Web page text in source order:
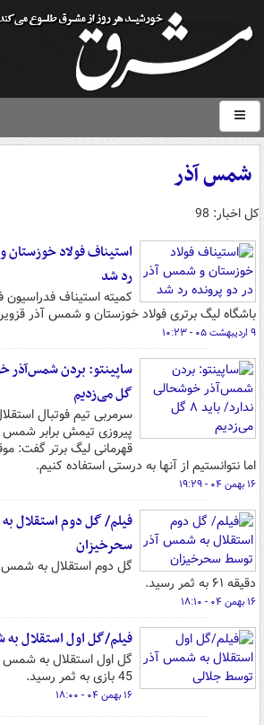
شمس آذر
کل اخبار: 98
استیناف فولاد خوزستان
رد شد
کمیته استیناف
باشگاه لیگ برتری فولاد خوزستان و شمس آذر
۹ اردیبهشت ۰۵ - ۱۰:۲۳
گل می‌زدیم
سرمربی تیم فوتبال
پیروزی تیمش برابر
قهرمانی لیگ برتر گفت:
اما نتوانستیم از آنها به درستی استفاده کنیم.
۱۶ بهمن ۰۴ - ۱۹:۲۹
فیلم/ گل دوم استقلال
سحرخیزان
گل دوم استقلال به
دقیقه ۶۱ به ثمر رسید.
۱۶ بهمن ۰۴ - ۱۸:۱۰
فیلم/گل اول استقلال
گل اول استقلال به شمس
45 بازی به ثمر رسید.
۱۶ بهمن ۰۴ - ۱۸:۰۰